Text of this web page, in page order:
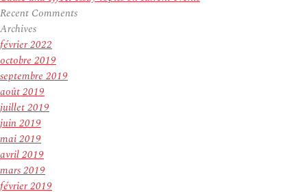
Recent Comments
Archives
février 2022
octobre 2019
septembre 2019
août 2019
juillet 2019
juin 2019
mai 2019
avril 2019
mars 2019
février 2019